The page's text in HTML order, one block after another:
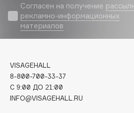
Cettua
Chupa Chups
Clarins Precious
Clinique
Clive Christian
Club De Nuit
Согласен на получение
рекламно-информационных
материалов
VISAGEHALL
8-800-700-33-37
C 9:00 ДО 21:00
INFO@VISAGEHALL.RU